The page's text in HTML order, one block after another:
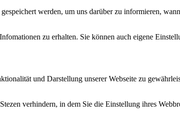
werden, um uns darüber zu informieren,
zu erhalten. Sie können auch eigene
und Darstellung unserer Webseite zu
verhindern, in dem Sie die Einstellung ihres